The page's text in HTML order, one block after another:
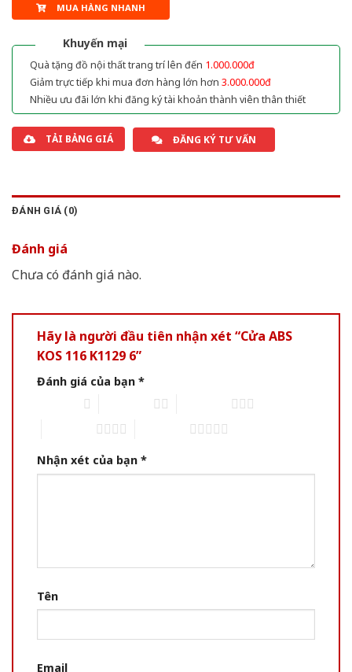
MUA HÀNG NHANH
Khuyến mại
Quà tặng đồ nội thất trang trí lên đến 1.000.000đ
Giảm trực tiếp khi mua đơn hàng lớn hơn 3.000.000đ
Nhiều ưu đãi lớn khi đăng ký tài khoản thành viên thân thiết
TẢI BẢNG GIÁ ĐĂNG KÝ TƯ VẤN
ĐÁNH GIÁ (0)
Đánh giá
Chưa có đánh giá nào.
Hãy là người đầu tiên nhận xét “Cửa ABS
KOS 116 K1129 6”
Đánh giá của bạn *
Nhận xét của bạn *
Tên
Email